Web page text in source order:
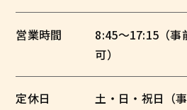
営業時間
8:45～17:15（事
可）
定休日
土・日・祝日（